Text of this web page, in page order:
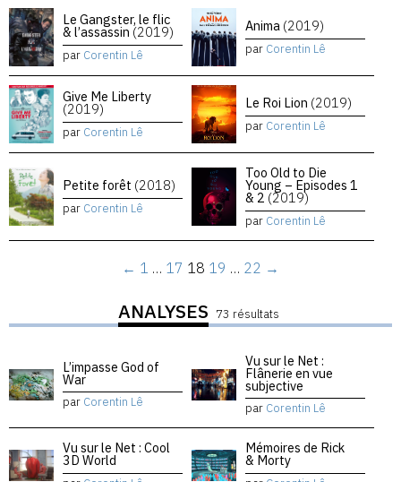
Le Gangster, le flic
& l’assassin (2019)
par Corentin Lê
Anima (2019)
par Corentin Lê
Give Me Liberty
(2019)
par Corentin Lê
Le Roi Lion (2019)
par Corentin Lê
Petite forêt (2018)
par Corentin Lê
Too Old to Die
Young – Episodes 1
& 2 (2019)
par Corentin Lê
← 1 … 17 18 19 … 22 →
ANALYSES 73 résultats
L’impasse God of
War
par Corentin Lê
Vu sur le Net :
Flânerie en vue
subjective
par Corentin Lê
Vu sur le Net : Cool
3D World
Mémoires de Rick
& Morty